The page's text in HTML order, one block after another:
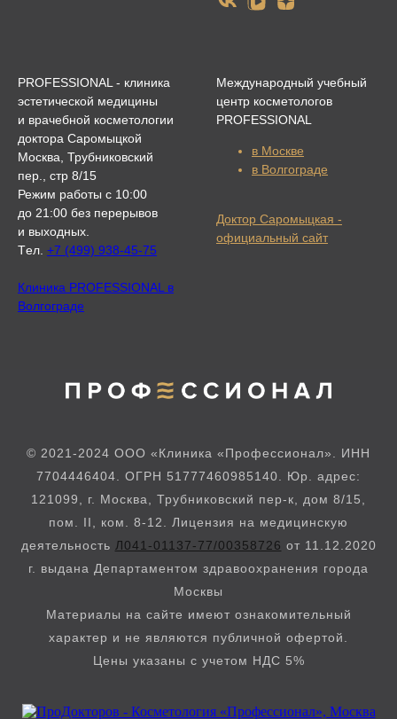
PROFESSIONAL - клиника
эстетической медицины
и врачебной косметологии
доктора Саромыцкой
Москва, Трубниковский
пер., стр 8/15
Режим работы с 10:00
до 21:00 без перерывов
и выходных.
Tел. +7 (499) 938-45-75
Клиника PROFESSIONAL в
Волгограде
Международный учебный
центр косметологов
PROFESSIONAL
в Москве
в Волгограде
Доктор Саромыцкая -
официальный сайт
© 2021-2024 ООО «Клиника «Профессионал». ИНН
7704446404. ОГРН 51777460985140. Юр. адрес:
121099, г. Москва, Трубниковский пер-к, дом 8/15,
пом. II, ком. 8-12. Лицензия на медицинскую
деятельность Л041-01137-77/00358726 от 11.12.2020
г. выдана Департаментом здравоохранения города
Москвы
Материалы на сайте имеют ознакомительный
характер и не являются публичной офертой.
Цены указаны с учетом НДС 5%